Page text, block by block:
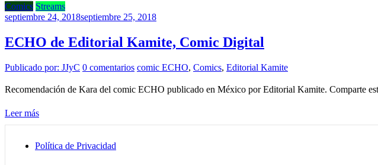
Comics Streams
septiembre 24, 2018septiembre 25, 2018
ECHO de Editorial Kamite, Comic Digital
Publicado por: JJyC 0 comentarios comic ECHO, Comics, Editorial Kamite
Recomendación de Kara del comic ECHO publicado en México por Editorial Kamite. Comparte
Leer más
Política de Privacidad